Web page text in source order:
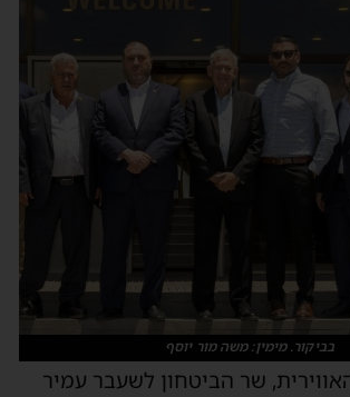
בביקור. מימין: משה מור יוסף
שר הביטחון לשעבר עמיר